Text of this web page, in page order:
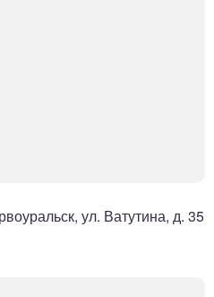
ул. Ватутина, д. 35